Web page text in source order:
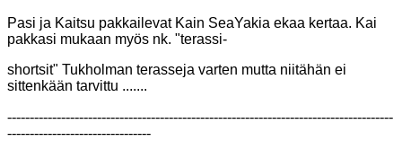
Pasi ja Kaitsu pakkailevat Kain SeaYakia ekaa kertaa. Kai
pakkasi mukaan myös nk. "terassi-
shortsit" Tukholman terasseja varten mutta niitähän ei
sittenkään tarvittu .......
--------------------------------------------------------------------------------------
--------------------------------